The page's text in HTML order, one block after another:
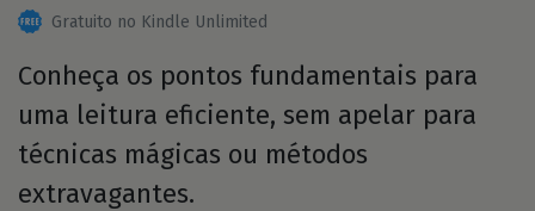
Gratuito no Kindle Unlimited
Conheça os pontos fundamentais para
uma leitura eficiente, sem apelar para
técnicas mágicas ou métodos
extravagantes.